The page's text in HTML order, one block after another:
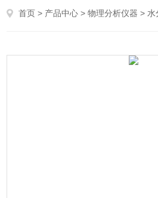
首页 > 产品中心 >物理分析仪器 > 水